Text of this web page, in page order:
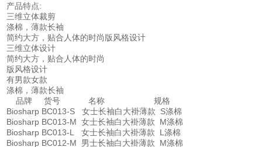
产品特点:
三维立体裁剪
涤棉，薄款长袖
简约大方，贴合人体的时尚版风格设计
三维立体设计
简约大方，贴合人体的时尚
版风格设计
有男款女款
涤棉，薄款长袖
品牌 货号 名称 规格
Biosharp BC013-S 女士长袖白大褂薄款 S涤棉
Biosharp BC013-M 女士长袖白大褂薄款 M涤棉
Biosharp BC013-L 女士长袖白大褂薄款 L涤棉
Biosharp BC012-M 男士长袖白大褂薄款 M涤棉